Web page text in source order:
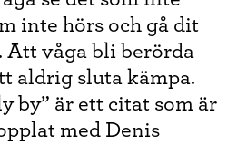
inte hörs och gå dit
Att våga bli berörda
aldrig sluta kämpa.
by” är ett citat som är
med Denis